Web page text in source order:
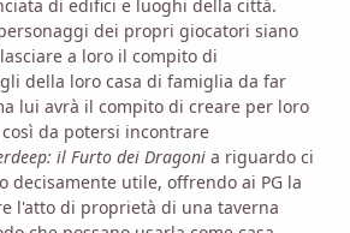
di edifici e luoghi della città.
dei propri giocatori siano
a loro il compito di
della loro casa di famiglia da far
lui avrà il compito di creare per loro
da potersi incontrare
il Furto dei Dragoni a riguardo ci
decisamente utile, offrendo ai PG la
l'atto di proprietà di una taverna